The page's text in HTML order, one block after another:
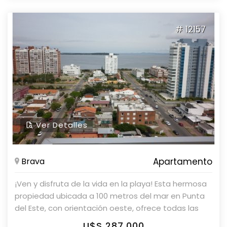
# 12157
Ver Detalles
Brava Apartamento
¡Ven y disfruta de la vida en la playa! Esta hermosa
propiedad ubicada a 100 metros del mar en Punta
del Este, con orientación oeste, ofrece todas las
comodidades que necesitas para disfrutar de unas